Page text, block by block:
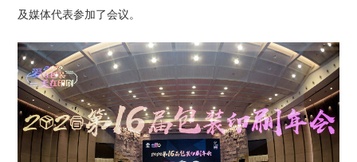
及媒体代表参加了会议。